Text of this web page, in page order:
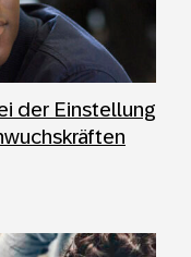
der Einstellung